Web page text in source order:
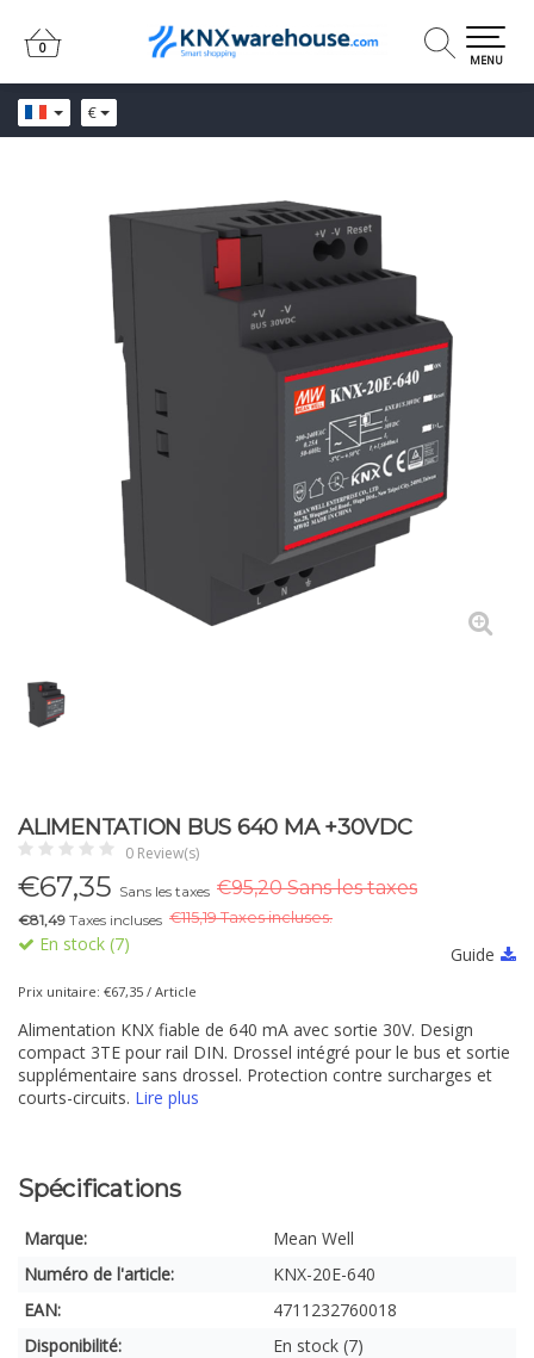
€
0
0
MENU
ALIMENTATION BUS 640 MA +30VDC
0 Review(s)
€67,35 Sans les taxes €95,20 Sans les taxes
€81,49 Taxes incluses €115,19 Taxes incluses.
En stock (7) Guide
Prix unitaire: €67,35 / Article
Alimentation KNX fiable de 640 mA avec sortie 30V. Design
compact 3TE pour rail DIN. Drossel intégré pour le bus et sortie
supplémentaire sans drossel. Protection contre surcharges et
courts-circuits. Lire plus
Spécifications
Marque:
Mean Well
Numéro de l'article:
KNX-20E-640
EAN:
4711232760018
Disponibilité:
En stock (7)